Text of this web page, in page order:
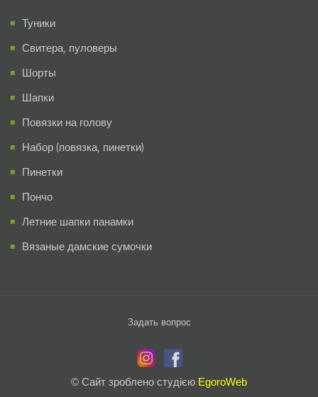
Туники
Свитера, пуловеры
Шорты
Шапки
Повязки на голову
Набор (повязка, пинетки)
Пинетки
Пончо
Летние шапки панамки
Вязаные дамские сумочки
Задать вопрос
© Сайт зроблено студією EgoroWeb